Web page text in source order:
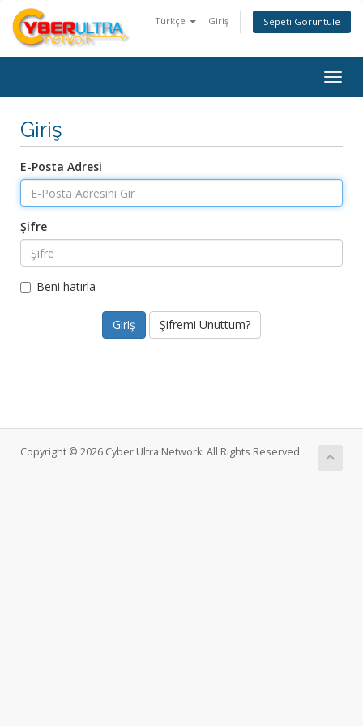
Türkçe Giriş Sepeti Görüntüle
Giriş
E-Posta Adresi
Şifre
Beni hatırla
Şifremi Unuttum?
Copyright © 2026 Cyber Ultra Network. All Rights Reserved.